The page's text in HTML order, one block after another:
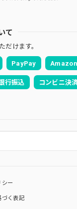
て
だけます。
PayPay
行振込 コンビニ決
シー
づく表記